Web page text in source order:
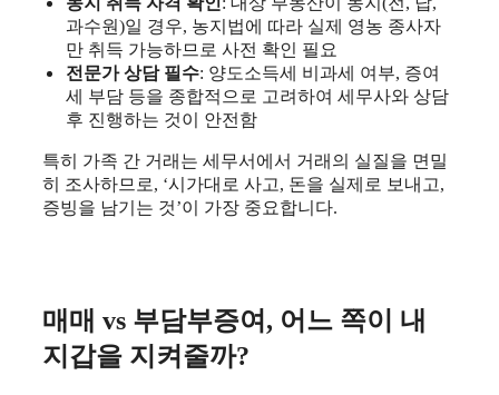
과수원)일 경우, 농지법에 따라 실제 영농 종사자
만 취득 가능하므로 사전 확인 필요
전문가 상담 필수: 양도소득세 비과세 여부, 증여
세 부담 등을 종합적으로 고려하여 세무사와 상담
후 진행하는 것이 안전함
특히 가족 간 거래는 세무서에서 거래의 실질을 면밀
히 조사하므로, ‘시가대로 사고, 돈을 실제로 보내고,
증빙을 남기는 것’이 가장 중요합니다.
매매 vs 부담부증여, 어느 쪽이 내
지갑을 지켜줄까?